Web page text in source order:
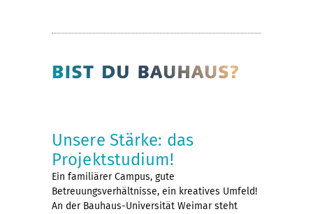
Unsere Stärke: das
Projektstudium!
Ein familiärer Campus, gute
Betreuungsverhältnisse, ein kreatives Umfeld!
An der Bauhaus-Universität Weimar steht